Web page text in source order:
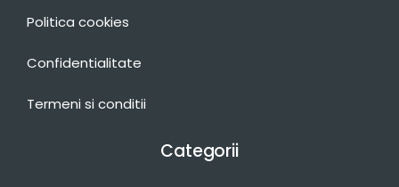
Politica cookies
Confidentialitate
Termeni si conditii
Categorii